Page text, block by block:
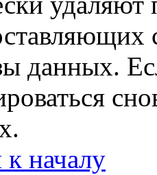
данных.
началу